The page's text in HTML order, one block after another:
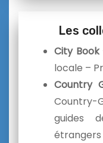
Les
City Book
locale –
Country
Country-
guides
étrangers